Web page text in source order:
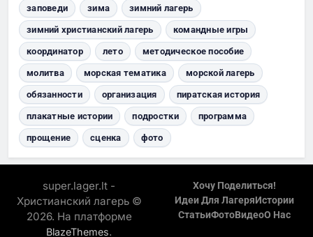
заповеди зима зимний лагерь
зимний христианский лагерь командные игры
координатор лето методическое пособие
молитва морская тематика морской лагерь
обязанности организация пиратская история
плакатные истории подростки программа
прощение сценка фото
super.lager.lt -
Христианский лагерь ©
2026. На платформе
BlazeThemes.
Хочу Поделиться!
Идеи Для ЛагеряИстории
СтатьиФотоВидеоО Нас